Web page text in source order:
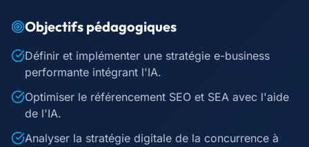
Objectifs pédagogiques
Définir et implémenter une stratégie e-business
performante intégrant l'IA.
Optimiser le référencement SEO et SEA avec l'aide
de l'IA.
Analyser la stratégie digitale de la concurrence à